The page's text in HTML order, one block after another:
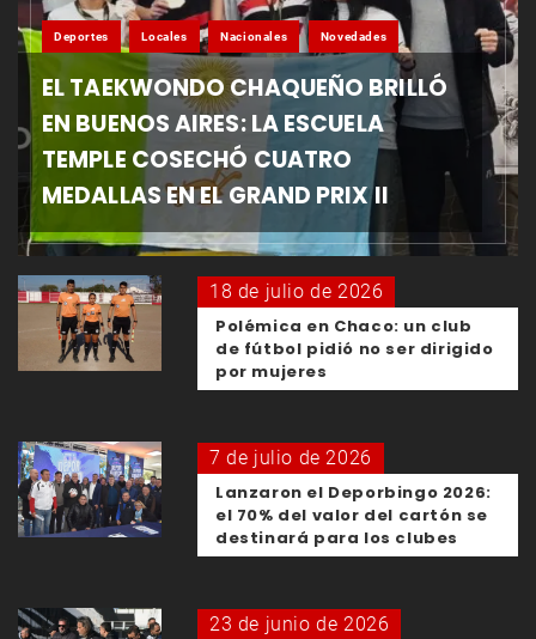
Deportes Locales Nacionales Novedades
EL TAEKWONDO CHAQUEÑO BRILLÓ
EN BUENOS AIRES: LA ESCUELA
TEMPLE COSECHÓ CUATRO
MEDALLAS EN EL GRAND PRIX II
18 de julio de 2026
Polémica en Chaco: un club
de fútbol pidió no ser dirigido
por mujeres
7 de julio de 2026
Lanzaron el Deporbingo 2026:
el 70% del valor del cartón se
destinará para los clubes
23 de junio de 2026